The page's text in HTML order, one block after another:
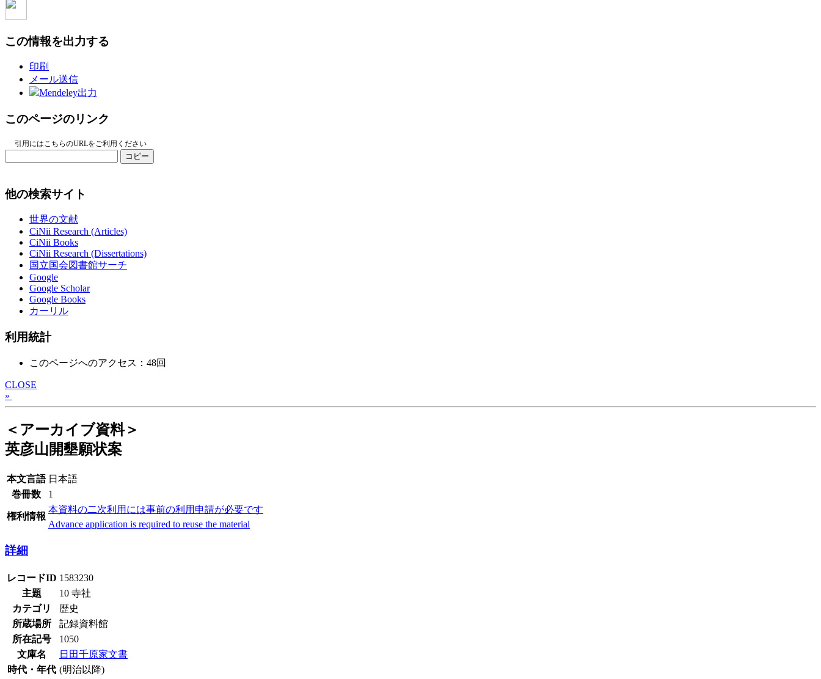
この情報を出力する
印刷
メール送信
Mendeley出力
このページのリンク
引用にはこちらのURLをご利用ください
コピー
他の検索サイト
世界の文献
CiNii Research (Articles)
CiNii Books
CiNii Research (Dissertations)
国立国会図書館サーチ
Google
Google Scholar
Google Books
カーリル
利用統計
このページへのアクセス：48回
CLOSE
»
＜アーカイブ資料＞
英彦山開墾願状案
本文言語 日本語
巻冊数
1
権利情報
本資料の二次利用には事前の利用申請が必要です
Advance application is required to reuse the material
詳細
レコードID 1583230
主題
10 寺社
カテゴリ
歴史
所蔵場所
記録資料館
所在記号
1050
文庫名
日田千原家文書
時代・年代 (明治以降)